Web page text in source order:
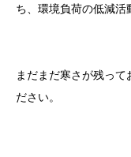
ち、環境負荷の低減活
まだまだ寒さが残って
ださい。